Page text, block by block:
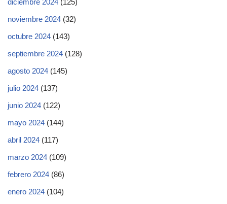
diciembre 2024 (125)
noviembre 2024 (32)
octubre 2024 (143)
septiembre 2024 (128)
agosto 2024 (145)
julio 2024 (137)
junio 2024 (122)
mayo 2024 (144)
abril 2024 (117)
marzo 2024 (109)
febrero 2024 (86)
enero 2024 (104)